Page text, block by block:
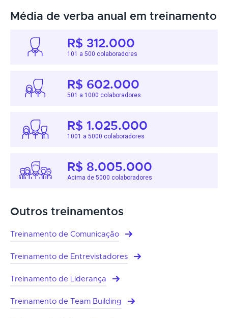
Média de verba anual em treinamento
R$ 312.000
101 a 500 colaboradores
R$ 602.000
501 a 1000 colaboradores
R$ 1.025.000
1001 a 5000 colaboradores
R$ 8.005.000
Acima de 5000 colaboradores
Outros treinamentos
Treinamento de Comunicação
Treinamento de Entrevistadores
Treinamento de Liderança
Treinamento de Team Building